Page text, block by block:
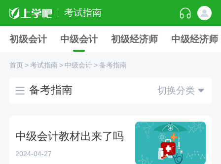
考试指南
初级会计 中级会计 初级经济师 中级经济师
首页>考试指南> 中级会计> 备考指南
备考指南 切换分类
中级会计教材出来了吗
2024-04-27